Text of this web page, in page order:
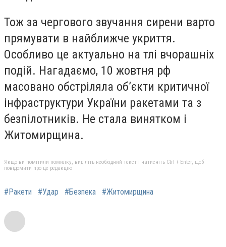
Тож за чергового звучання сирени варто
прямувати в найближче укриття.
Особливо це актуально на тлі вчорашніх
подій. Нагадаємо, 10 жовтня рф
масовано обстріляла об’єкти критичної
інфраструктури України ракетами та з
безпілотників. Не стала винятком і
Житомирщина.
Якщо ви помітили помилку, виділіть необхідний текст і натисніть Ctrl + Enter, щоб
повідомити про це редакцію
#Ракети #Удар #Безпека #Житомирщина